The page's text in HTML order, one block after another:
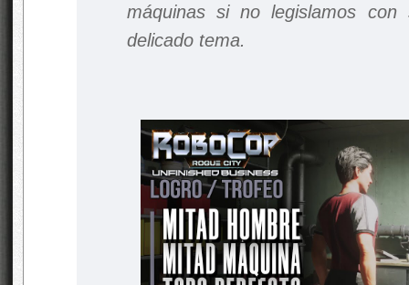
máquinas si no legislamos con
delicado tema.